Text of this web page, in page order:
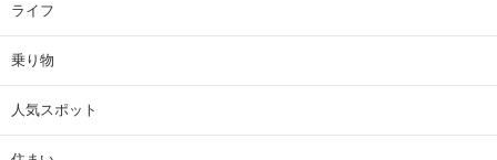
ライフ
乗り物
人気スポット